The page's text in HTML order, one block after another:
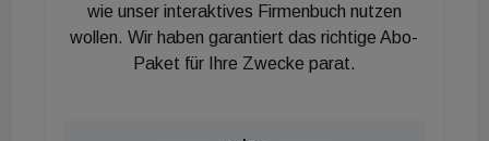
wie unser interaktives Firmenbuch nutzen
wollen. Wir haben garantiert das richtige Abo-
Paket für Ihre Zwecke parat.